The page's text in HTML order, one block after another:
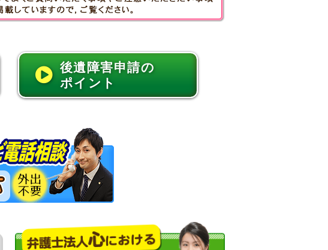
後遺障害申請の
ポイント